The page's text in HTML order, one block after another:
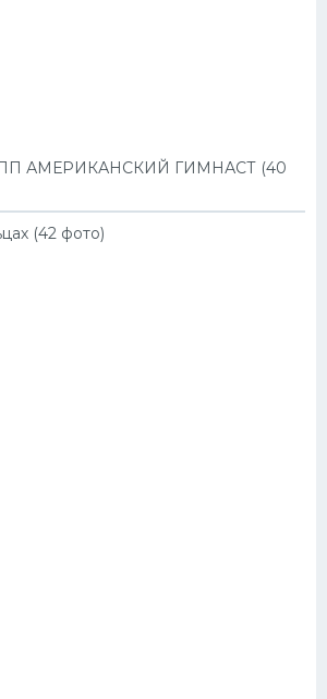
АМЕРИКАНСКИЙ ГИМНАСТ (40